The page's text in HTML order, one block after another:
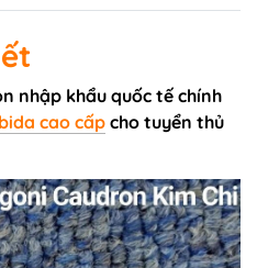
nhập khẩu quốc tế chính
cao cấp cho tuyển thủ